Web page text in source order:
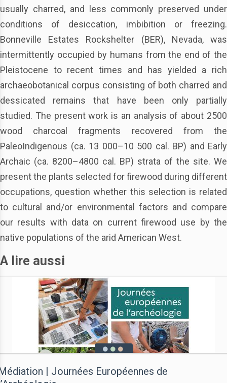
usually charred, and less commonly preserved under
conditions of desiccation, imbibition or freezing.
Bonneville Estates Rockshelter (BER), Nevada, was
intermittently occupied by humans from the end of the
Pleistocene to recent times and has yielded a rich
archaeobotanical corpus consisting of both charred and
dessicated remains that have been only partially
studied. The present work is an analysis of about 2500
wood charcoal fragments recovered from the
PaleoIndigenous (ca. 13 000–10 500 cal. BP) and Early
Archaic (ca. 8200–4800 cal. BP) strata of the site. We
present the plants selected for firewood during different
occupations, question whether this selection is related
to cultural and/or environmental factors and compare
our results with data on current firewood use by the
native populations of the arid American West.
A lire aussi
| Journées Européennes de